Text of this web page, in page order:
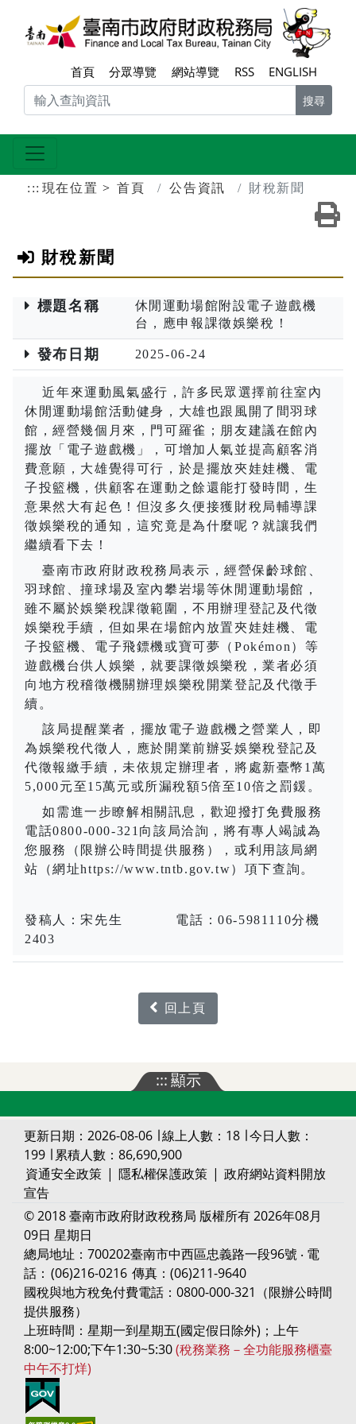
跳到主要內容區塊
首頁 分眾導覽 網站導覽 RSS ENGLISH
搜尋
::: 現在位置 首頁 公告資訊
財稅新聞
財稅新聞
標題名稱
休閒運動場館附設電子遊戲機
台，應申報課徵娛樂稅！
發布日期 2025-06-24
近年來運動風氣盛行，許多民眾選擇前往室內
休閒運動場館活動健身，大雄也跟風開了間羽球
館，經營幾個月來，門可羅雀；朋友建議在館內
擺放「電子遊戲機」，可增加人氣並提高顧客消
費意願，大雄覺得可行，於是擺放夾娃娃機、電
子投籃機，供顧客在運動之餘還能打發時間，生
意果然大有起色！但沒多久便接獲財稅局輔導課
徵娛樂稅的通知，這究竟是為什麼呢？就讓我們
繼續看下去！
臺南市政府財政稅務局表示，經營保齡球館、
羽球館、撞球場及室內攀岩場等休閒運動場館，
雖不屬於娛樂稅課徵範圍，不用辦理登記及代徵
娛樂稅手續，但如果在場館內放置夾娃娃機、電
子投籃機、電子飛鏢機或寶可夢（Pokémon ）等
遊戲機台供人娛樂，就要課徵娛樂稅，業者必須
向地方稅稽徵機關辦理娛樂稅開業登記及代徵手
續。
該局提醒業者，擺放電子遊戲機之營業人，即
為娛樂稅代徵人，應於開業前辦妥娛樂稅登記及
代徵報繳手續，未依規定辦理者，將處新臺幣 1 萬
5,000元至15萬元或所漏稅額5倍至10倍之罰鍰。
如需進一步瞭解相關訊息，歡迎撥打免費服務
電話0800-000-321 向該局洽詢，將有專人竭誠為
您服務（限辦公時間提供服務），或利用該局網
站（網址https://www.tntb.gov.tw）項下查詢。
發稿人：宋先生 電話：06-5981110分機
2403
回上頁
:::顯示
更新日期：2026-08-06 ∣ 線上人數：18 ∣ 今日人數：
199 ∣ 累積人數：86,690,900
資通安全政策 | 隱私權保護政策 | 政府網站資料開放
宣告
© 2018 臺南市政府財政稅務局 版權所有 2026年08月
09日 星期日
總局地址：700202臺南市中西區忠義路一段96號 ‧ 電
話： (06)216-0216 傳真：(06)211-9640
國稅與地方稅免付費電話：0800-000-321（限辦公時間
提供服務）
上班時間：星期一到星期五(國定假日除外)；上午
8:00~12:00;下午1:30~5:30(稅務業務－全功能服務櫃臺
中午不打烊)